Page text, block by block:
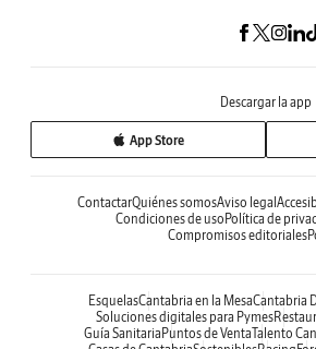
Descargar la app
App Store
ContactarQuiénes somosAviso legal
Condiciones de uso Política de
Compromisos editoriales
EsquelasCantabria en la MesaCantabria
Soluciones digitales para Pymes
Guía Sanitaria Puntos de VentaTalento